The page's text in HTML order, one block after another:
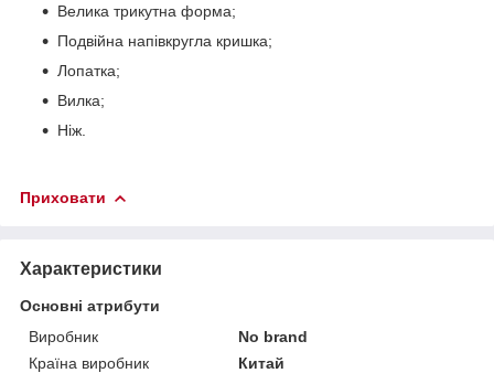
Велика трикутна форма;
Подвійна напівкругла кришка;
Лопатка;
Вилка;
Ніж.
Приховати
Характеристики
Основні атрибути
Виробник
No brand
Країна виробник
Китай